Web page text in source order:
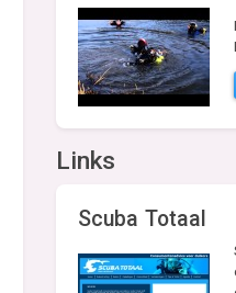
Links
Scuba Totaal